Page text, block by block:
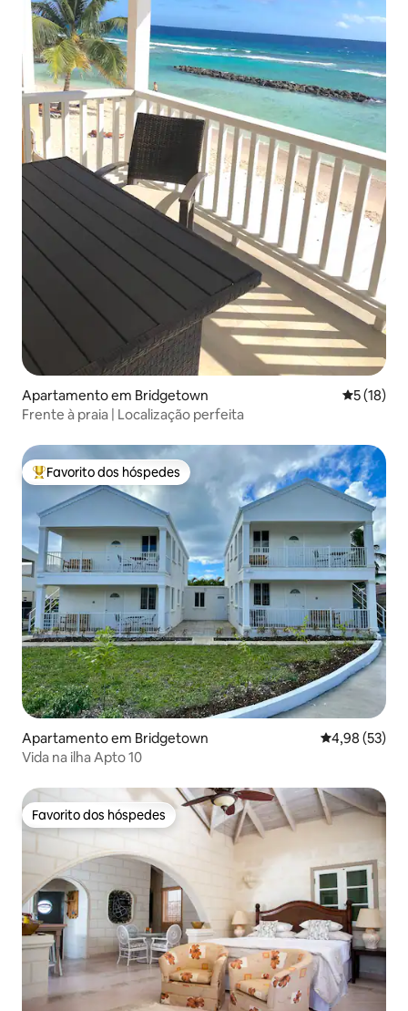
Apartamento em Bridgetown
5 (18)
Frente à praia | Localização perfeita
Favoritos dos hóspedes mais apreciados
Favorito dos hóspedes
Apartamento em Bridgetown Classificação
4,98 (53)
Vida na ilha Apto 10
Favorito dos hóspedes
Favorito dos hóspedes